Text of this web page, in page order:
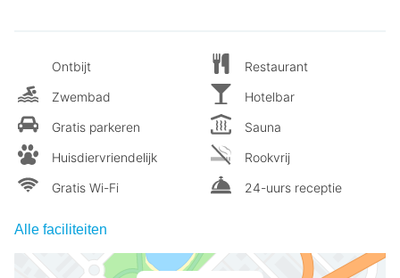
Ontbijt
Zwembad
Gratis parkeren
Huisdiervriendelijk
Gratis Wi-Fi
Restaurant
Hotelbar
Sauna
Rookvrij
24-uurs receptie
Alle faciliteiten